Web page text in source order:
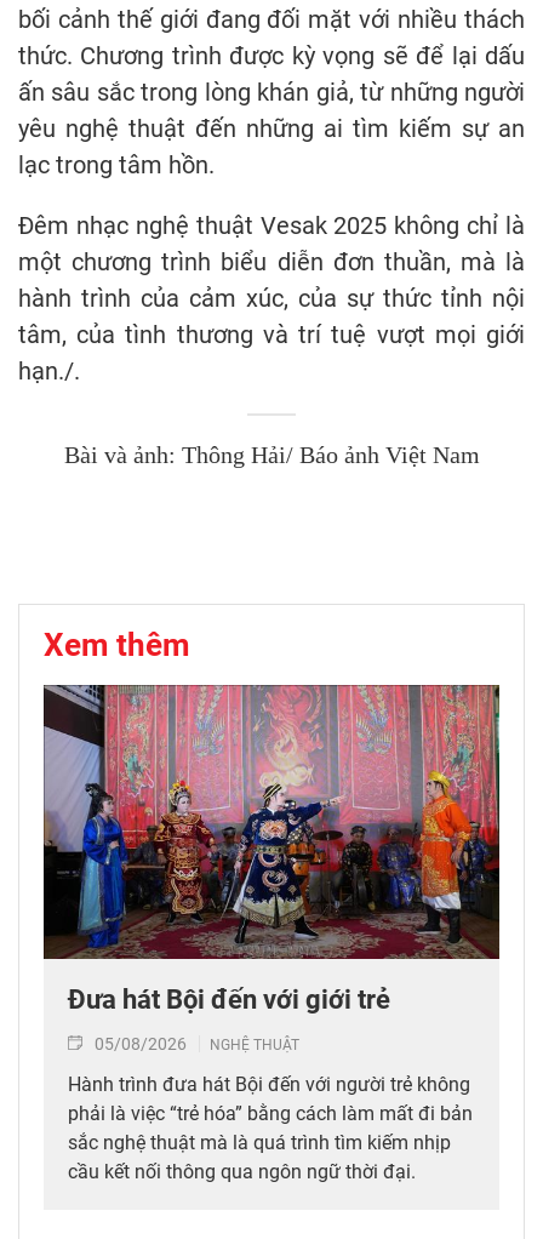
bối cảnh thế giới đang đối mặt với nhiều thách
thức. Chương trình được kỳ vọng sẽ để lại dấu
ấn sâu sắc trong lòng khán giả, từ những người
yêu nghệ thuật đến những ai tìm kiếm sự an
lạc trong tâm hồn.
Đêm nhạc nghệ thuật Vesak 2025 không chỉ là
một chương trình biểu diễn đơn thuần, mà là
hành trình của cảm xúc, của sự thức tỉnh nội
tâm, của tình thương và trí tuệ vượt mọi giới
hạn./.
Bài và ảnh: Thông Hải/ Báo ảnh Việt Nam
Xem thêm
Đưa hát Bội đến với giới trẻ
05/08/2026 NGHỆ THUẬT
Hành trình đưa hát Bội đến với người trẻ không
phải là việc “trẻ hóa” bằng cách làm mất đi bản
sắc nghệ thuật mà là quá trình tìm kiếm nhịp
cầu kết nối thông qua ngôn ngữ thời đại.